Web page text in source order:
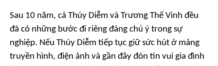
Sau 10 năm, cả Thúy Diễm và Trương Thế Vinh đều
đã có những bước đi riêng đáng chú ý trong sự
nghiệp. Nếu Thúy Diễm tiếp tục giữ sức hút ở mảng
truyền hình, điện ảnh và gần đây đón tin vui gia đình